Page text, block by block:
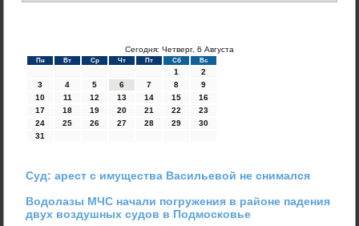
Сегодня: Четверг, 6 Августа
Пн Вт Ср Чт Пт Сб Вс
1
2
3
4 5 6 7 8
9
10
11 12 13 14 15
16
17
18 19 20 21 22
23
24
25 26 27 28 29
30
31
Суд: арест с имущества Васильевой не снимался
Водолазы МЧС начали погружения в районе падения
двух воздушных судов в Подмосковье